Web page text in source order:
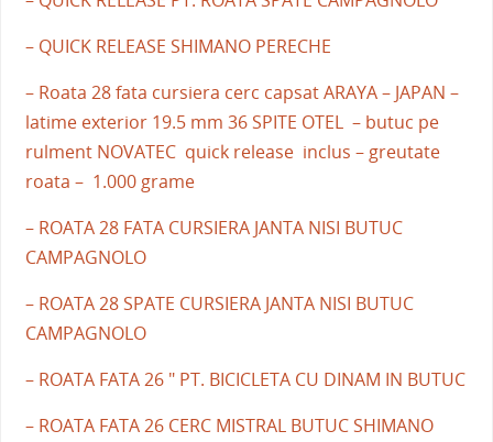
– QUICK RELEASE SHIMANO PERECHE
– Roata 28 fata cursiera cerc capsat ARAYA – JAPAN –
latime exterior 19.5 mm 36 SPITE OTEL – butuc pe
rulment NOVATEC quick release inclus – greutate
roata – 1.000 grame
– ROATA 28 FATA CURSIERA JANTA NISI BUTUC
CAMPAGNOLO
– ROATA 28 SPATE CURSIERA JANTA NISI BUTUC
CAMPAGNOLO
– ROATA FATA 26 " PT. BICICLETA CU DINAM IN BUTUC
– ROATA FATA 26 CERC MISTRAL BUTUC SHIMANO